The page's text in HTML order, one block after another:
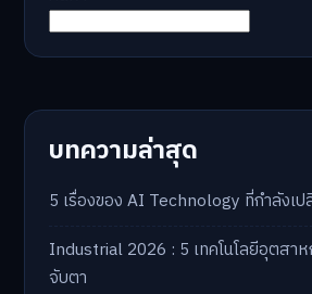
บทความล่าสุด
5 เรื่องของ AI Technology ที่กำลังเ
Industrial 2026 : 5 เทคโนโลยีอุตสา
จับตา